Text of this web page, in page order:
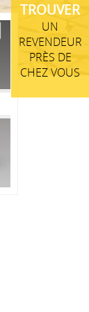
TROUVER
UN
REVENDEUR
PRÈS DE
CHEZ VOUS